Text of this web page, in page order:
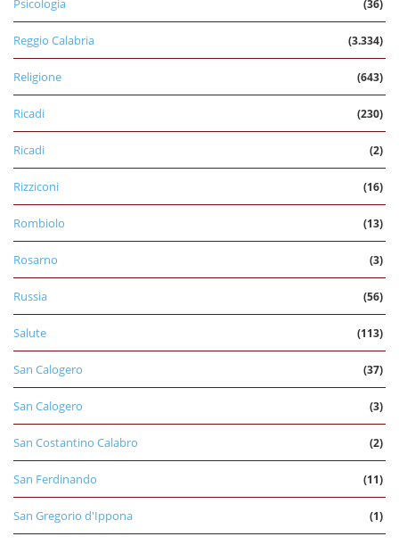
Psicologia (36)
Reggio Calabria (3.334)
Religione (643)
Ricadi (230)
Ricadi (2)
Rizziconi (16)
Rombiolo (13)
Rosarno (3)
Russia (56)
Salute (113)
San Calogero (37)
San Calogero (3)
San Costantino Calabro (2)
San Ferdinando (11)
San Gregorio d'Ippona (1)